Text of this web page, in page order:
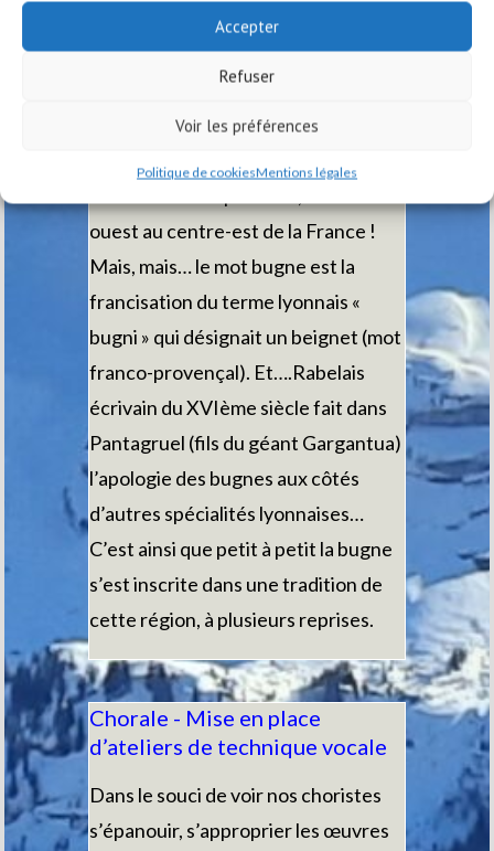
Accepter
Refuser
Voir les préférences
Politique de cookiesMentions légales
La question s’est posée, car
plusieurs contrées se sont
ouest au centre-est de la France !
Mais, mais… le mot bugne est la
francisation du terme lyonnais «
bugni » qui désignait un beignet (mot
franco-provençal). Et….Rabelais
écrivain du XVIème siècle fait dans
Pantagruel (fils du géant Gargantua)
l’apologie des bugnes aux côtés
d’autres spécialités lyonnaises…
C’est ainsi que petit à petit la bugne
s’est inscrite dans une tradition de
cette région, à plusieurs reprises.
Chorale - Mise en place
d’ateliers de technique vocale
Dans le souci de voir nos choristes
s’épanouir, s’approprier les œuvres